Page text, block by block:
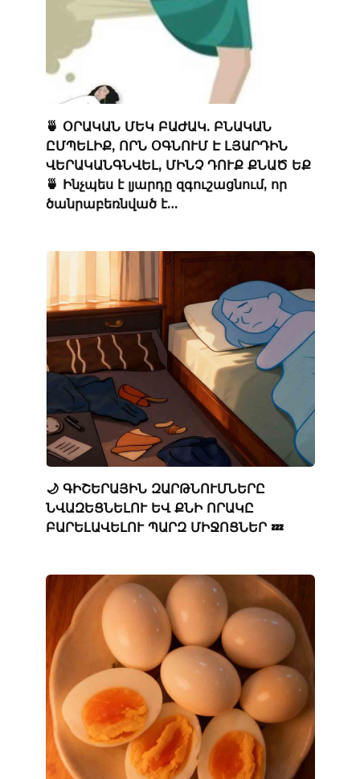
🍵 ՕՐԱԿԱՆ ՄԵԿ ԲԱԺԱԿ. ԲՆԱԿԱՆ
ԸՄՊԵԼԻՔ, ՈՐՆ ՕԳՆՈՒՄ Է ԼՅԱՐԴԻՆ
ՎԵՐԱԿԱՆԳՆՎԵԼ, ՄԻՆՉ ԴՈՒՔ ՔՆԱԾ ԵՔ
🍵 Ինչպես է լյարդը զգուշացնում, որ
ծանրաբեռնված է…
🌙 ԳԻՇԵՐԱՅԻՆ ԶԱՐԹՆՈՒՄՆԵՐԸ
ՆՎԱԶԵՑՆԵԼՈՒ ԵՎ ՔՆԻ ՈՐԱԿԸ
ԲԱՐԵԼԱՎԵԼՈՒ ՊԱՐԶ ՄԻՋՈՑՆԵՐ 💤